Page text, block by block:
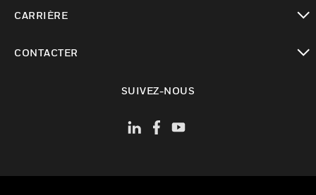
CARRIÈRE
CONTACTER
SUIVEZ-NOUS